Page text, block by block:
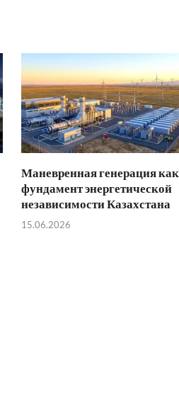
Маневренная генерация как
фундамент энергетической
независимости Казахстана
15.06.2026